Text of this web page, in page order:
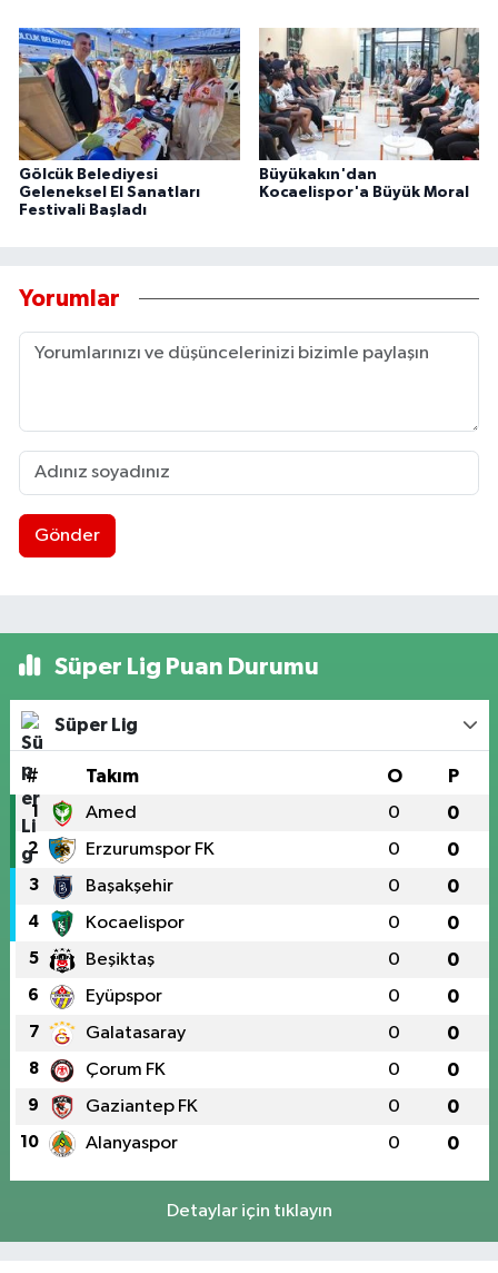
Gölcük Belediyesi
Geleneksel El Sanatları
Festivali Başladı
Büyükakın'dan
Kocaelispor'a Büyük Moral
Yorumlar
Gönder
Süper Lig Puan Durumu
Süper Lig
# Takım O P
1 Amed 0 0
2 Erzurumspor FK 0 0
3 Başakşehir 0 0
4 Kocaelispor 0 0
5 Beşiktaş 0 0
6 Eyüpspor 0 0
7 Galatasaray 0 0
8 Çorum FK 0 0
9 Gaziantep FK 0 0
10 Alanyaspor 0 0
Detaylar için tıklayın